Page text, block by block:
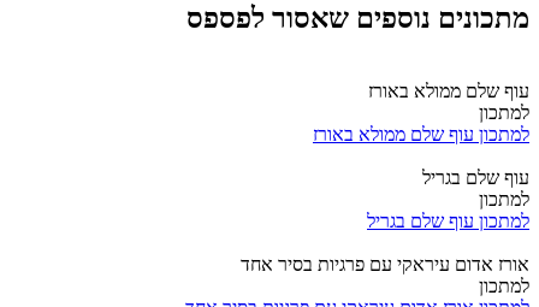
מתכונים נוספים שאסור לפספס
עוף שלם ממולא באורז
למתכון
למתכון עוף שלם ממולא באורז
עוף שלם בגריל
למתכון
למתכון עוף שלם בגריל
אורז אדום עיראקי עם פרגיות בסיר אחד
למתכון